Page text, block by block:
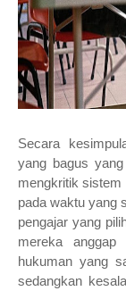
Secara
yang bagus
mengkritik sistem
pada waktu yang
pengajar yang
mereka
hukuman yang
sedangkan